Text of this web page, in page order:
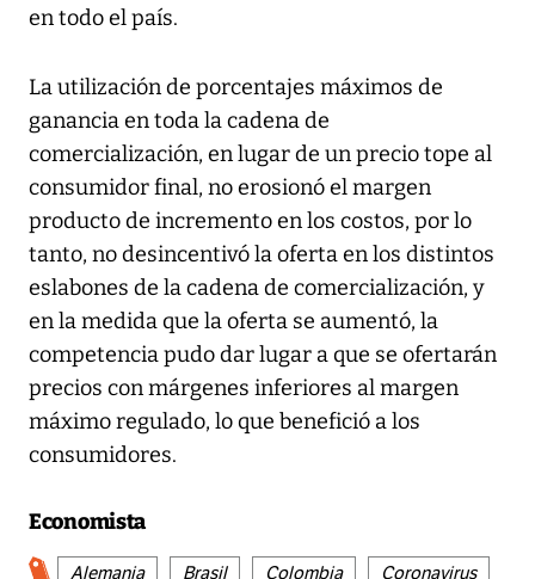
en todo el país.
La utilización de porcentajes máximos de
ganancia en toda la cadena de
comercialización, en lugar de un precio tope al
consumidor final, no erosionó el margen
producto de incremento en los costos, por lo
tanto, no desincentivó la oferta en los distintos
eslabones de la cadena de comercialización, y
en la medida que la oferta se aumentó, la
competencia pudo dar lugar a que se ofertarán
precios con márgenes inferiores al margen
máximo regulado, lo que benefició a los
consumidores.
Economista
Alemania Brasil Colombia Coronavirus